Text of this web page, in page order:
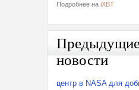
Подробнее на iXBT
новости
центр в NASA для